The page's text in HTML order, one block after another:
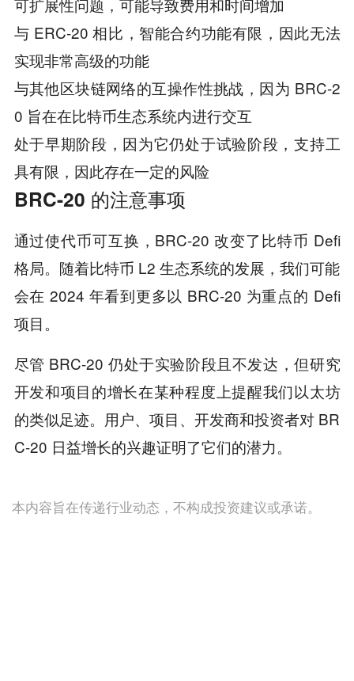
可扩展性问题，可能导致费用和时间增加
与 ERC-20 相比，智能合约功能有限，因此无法
实现非常高级的功能
与其他区块链网络的互操作性挑战，因为 BRC-2
0 旨在在比特币生态系统内进行交互
处于早期阶段，因为它仍处于试验阶段，支持工
具有限，因此存在一定的风险
BRC-20 的注意事项
通过使代币可互换，BRC-20 改变了比特币 Defi
格局。随着比特币 L2 生态系统的发展，我们可能
会在 2024 年看到更多以 BRC-20 为重点的 Defi
项目。
尽管 BRC-20 仍处于实验阶段且不发达，但研究
开发和项目的增长在某种程度上提醒我们以太坊
的类似足迹。用户、项目、开发商和投资者对 BR
C-20 日益增长的兴趣证明了它们的潜力。
本内容旨在传递行业动态，不构成投资建议或承诺。